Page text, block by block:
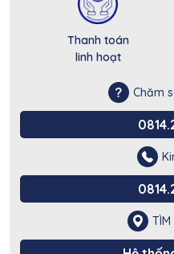
Thanh toán
linh hoạt
Chăm
TÌM